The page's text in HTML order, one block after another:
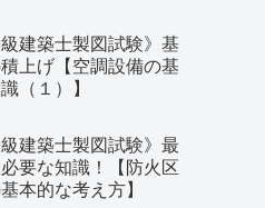
級建築士製図試験》基
上げ【空調設備の基
（１）】
級建築士製図試験》最
要な知識！【防火区
本的な考え方】